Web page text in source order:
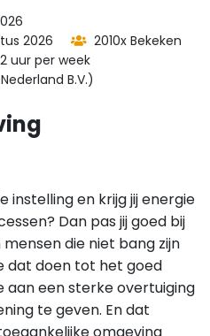
2026
2010x Bekeken
uur per week
B.V.)
instelling en krijg jij energie
Dan pas jij goed bij
die niet bang zijn
dat doen tot het goed
aan een sterke overtuiging
te geven. En dat